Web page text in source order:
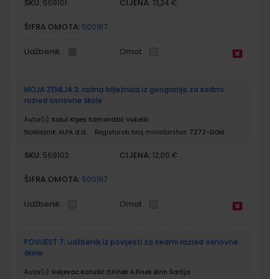
SKU: 569101 CIJENA: 13,24 €
ŠIFRA OMOTA: 500167
Udžbenik Omot
MOJA ZEMLJA 3; radna bilježnica iz geografije za sedmi
razred osnovne škole
Autor(i): Kožul Krpes Samardžić Vukelić
Nakladnik: ALFA d.d. Registarski broj ministarstva: 7272-DOM
SKU: 569102 CIJENA: 12,00 €
ŠIFRA OMOTA: 500167
Udžbenik Omot
POVIJEST 7; udžbenik iz povijesti za sedmi razred osnovne
škole
Autor(i): Holjevac Katušić D.Finek A.Finek Birin Šarlija